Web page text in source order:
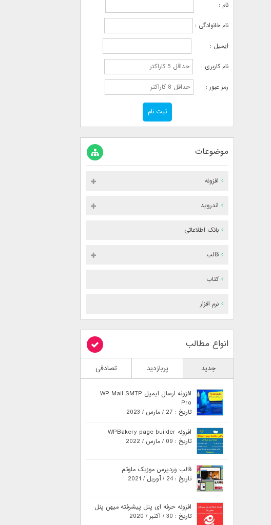
نام :
نام خانوادگی :
ایمیل :
نام کاربری :
رمز عبور :
موضوعات
افزونه
اندروید
بانک اطلاعاتی
قالب
کتاب
نرم افزار
انواع مطالب
جدید پربازدید تصادفی
افزونه ارسال ایمیل WP Mail SMTP
Pro
تاریخ : 27 / مارس / 2023
افزونه WPBakery page builder
تاریخ : 09 / مارس / 2022
قالب وردپرس موزیک ملوتم
تاریخ : 24 / آوریل / 2021
افزونه حرفه ای پنل پیشرفته میهن پنل
تاریخ : 30 / اکتبر / 2020